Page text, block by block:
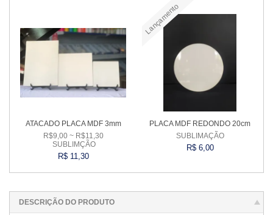
ATACADO PLACA MDF 3mm
R$9,00 ~ R$11,30
SUBLIMÇÃO
R$ 11,30
Lançamento
PLACA MDF REDONDO 20cm
SUBLIMAÇÃO
R$ 6,00
DESCRIÇÃO DO PRODUTO